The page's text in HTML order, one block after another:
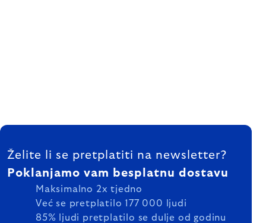
FOOTER
Želite li se pretplatiti na newsletter?
Poklanjamo vam besplatnu dostavu
Maksimalno 2x tjedno
Već se pretplatilo 177 000 ljudi
85% ljudi pretplatilo se dulje od godinu